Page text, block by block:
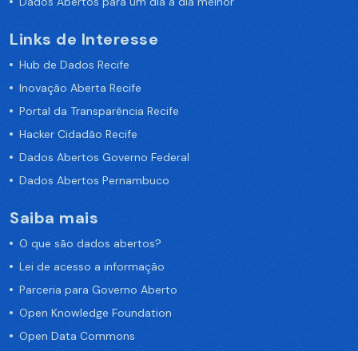
Links de Interesse
Hub de Dados Recife
Inovação Aberta Recife
Portal da Transparência Recife
Hacker Cidadão Recife
Dados Abertos Governo Federal
Dados Abertos Pernambuco
Saiba mais
O que são dados abertos?
Lei de acesso a informação
Parceria para Governo Aberto
Open Knowledge Foundation
Open Data Commons